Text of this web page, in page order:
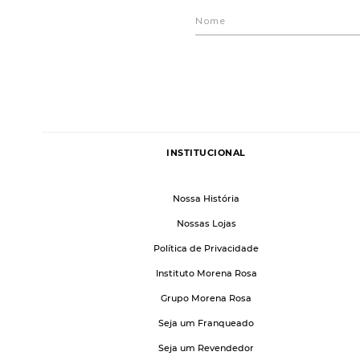
INSTITUCIONAL
Nossa História
Nossas Lojas
Política de Privacidade
Instituto Morena Rosa
Grupo Morena Rosa
Seja um Franqueado
Seja um Revendedor